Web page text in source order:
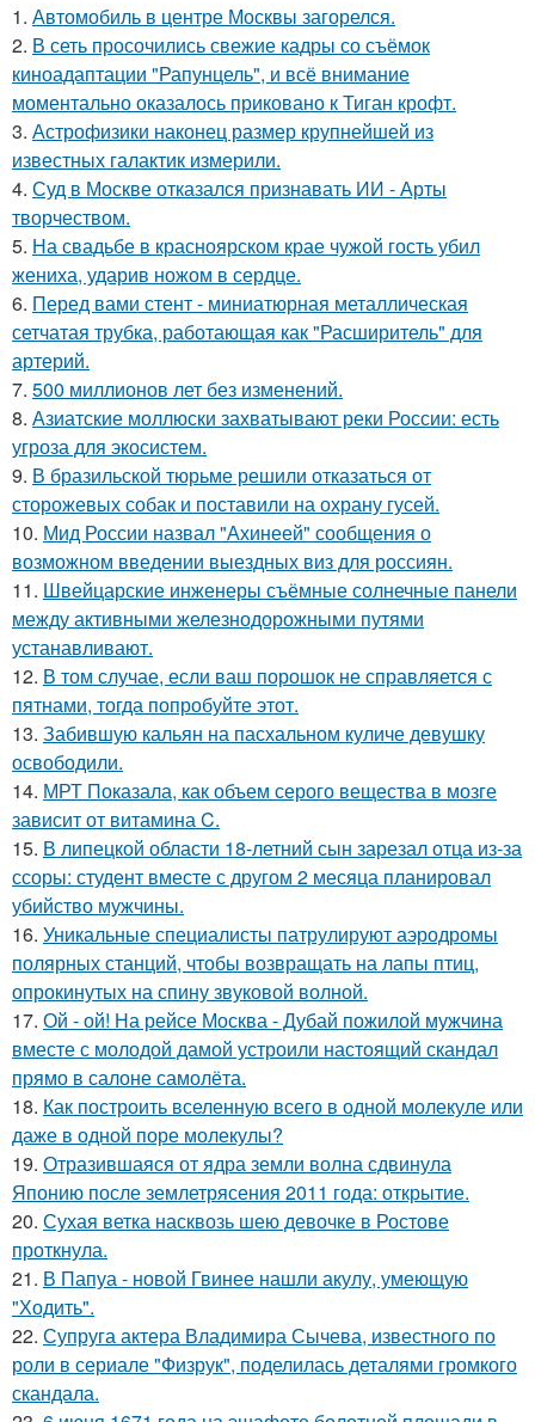
1. Автомобиль в центре Москвы загорелся.
2. В сеть просочились свежие кадры со съёмок
киноадаптации "Рапунцель", и всё внимание
моментально оказалось приковано к Тиган крофт.
3. Астрофизики наконец размер крупнейшей из
известных галактик измерили.
4. Суд в Москве отказался признавать ИИ - Арты
творчеством.
5. На свадьбе в красноярском крае чужой гость убил
жениха, ударив ножом в сердце.
6. Перед вами стент - миниатюрная металлическая
сетчатая трубка, работающая как "Расширитель" для
артерий.
7. 500 миллионов лет без изменений.
8. Азиатские моллюски захватывают реки России: есть
угроза для экосистем.
9. В бразильской тюрьме решили отказаться от
сторожевых собак и поставили на охрану гусей.
10. Мид России назвал "Ахинеей" сообщения о
возможном введении выездных виз для россиян.
11. Швейцарские инженеры съёмные солнечные панели
между активными железнодорожными путями
устанавливают.
12. В том случае, если ваш порошок не справляется с
пятнами, тогда попробуйте этот.
13. Забившую кальян на пасхальном куличе девушку
освободили.
14. МРТ Показала, как объем серого вещества в мозге
зависит от витамина C.
15. В липецкой области 18-летний сын зарезал отца из-за
ссоры: студент вместе с другом 2 месяца планировал
убийство мужчины.
16. Уникальные специалисты патрулируют аэродромы
полярных станций, чтобы возвращать на лапы птиц,
опрокинутых на спину звуковой волной.
17. Ой - ой! На рейсе Москва - Дубай пожилой мужчина
вместе с молодой дамой устроили настоящий скандал
прямо в салоне самолёта.
18. Как построить вселенную всего в одной молекуле или
даже в одной поре молекулы?
19. Отразившаяся от ядра земли волна сдвинула
Японию после землетрясения 2011 года: открытие.
20. Сухая ветка насквозь шею девочке в Ростове
проткнула.
21. В Папуа - новой Гвинее нашли акулу, умеющую
"Ходить".
22. Супруга актера Владимира Сычева, известного по
роли в сериале "Физрук", поделилась деталями громкого
скандала.